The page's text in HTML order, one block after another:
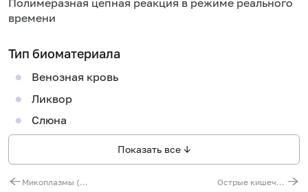
Полимеразная цепная реакция в режиме реального
времени
Тип биоматериала
Венозная кровь
Ликвор
Слюна
Показать все ↓
Микоплазмы (Mycoplasma spp.), ДНК [реал-тайм ПЦР] Острые кишечные инфекции, скрининг (Shigella spp., E. coli (EIEC), Salmonella spp., Campylobacter spp., Adenovirus F, Rotavirus A, Norovirus II, Astrovirus)